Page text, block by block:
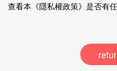
查看本《隱私權政策》是否有任